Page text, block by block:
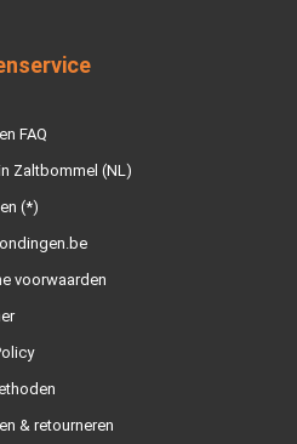
FAQ
Zaltbommel (NL)
(*)
voorwaarden
& retourneren